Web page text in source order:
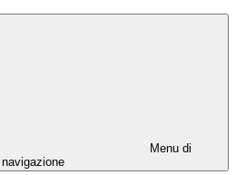
Menu di
navigazione